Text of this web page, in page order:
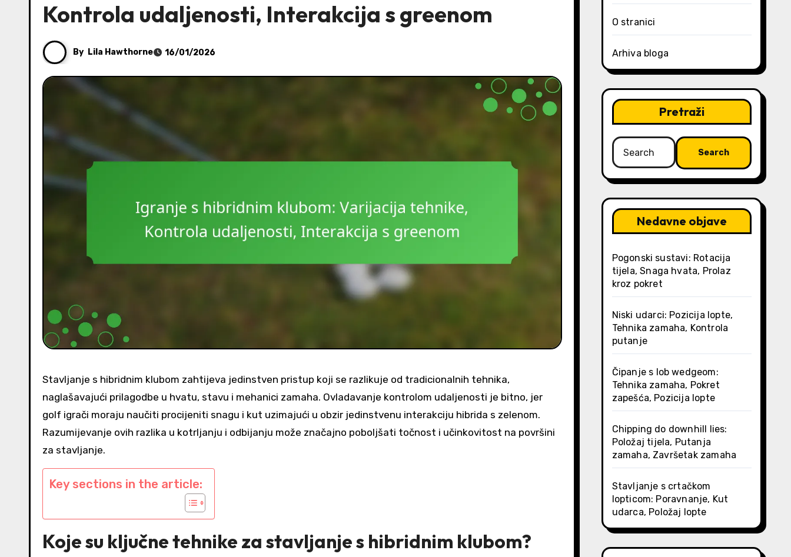
Kontrola udaljenosti, Interakcija s greenom
By Lila Hawthorne 16/01/2026
Stavljanje s hibridnim klubom zahtijeva jedinstven pristup koji se razlikuje od tradicionalnih tehnika,
naglašavajući prilagodbe u hvatu, stavu i mehanici zamaha. Ovladavanje kontrolom udaljenosti je bitno, jer
golf igrači moraju naučiti procijeniti snagu i kut uzimajući u obzir jedinstvenu interakciju hibrida s zelenom.
Razumijevanje ovih razlika u kotrljanju i odbijanju može značajno poboljšati točnost i učinkovitost na površini
za stavljanje.
Key sections in the article:
Koje su ključne tehnike za stavljanje s hibridnim klubom?
O stranici
Arhiva bloga
Pretraži
Search
for:
Nedavne objave
Pogonski sustavi: Rotacija
tijela, Snaga hvata, Prolaz
kroz pokret
Niski udarci: Pozicija lopte,
Tehnika zamaha, Kontrola
putanje
Čipanje s lob wedgeom:
Tehnika zamaha, Pokret
zapešća, Pozicija lopte
Chipping do downhill lies:
Položaj tijela, Putanja
zamaha, Završetak zamaha
Stavljanje s crtačkom
lopticom: Poravnanje, Kut
udarca, Položaj lopte